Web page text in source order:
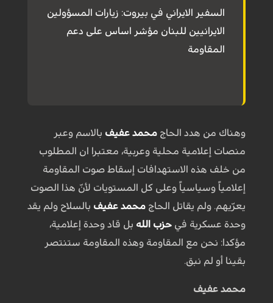
السفير الايراني في بيروت: زيارات المسؤولين
الايرانيين للبنان مؤشر اساس على دعم
المقاومة
وهناك من هدد الحاج محمد عفيف بالاسم وعبر
منصات إعلامية محلية وعربية، معتبرا ان المطلوب
من خلف هذه الاستهدافات إسقاط صوت المقاومة
إعلامياً وسياسياً وعلى كل المستويات لأنّ هذا الصوت
يعرّيهم. ولم يقاتل الحاج محمد عفيف بالسلاح ولم يقد
وحدة عسكرية في حزب الله بل قاد وحدة إعلامية،
مؤكدا: نحن مع المقاومة وهذه المقاومة ستنتصر
بقينا أو لم نبق.
محمد عفيف